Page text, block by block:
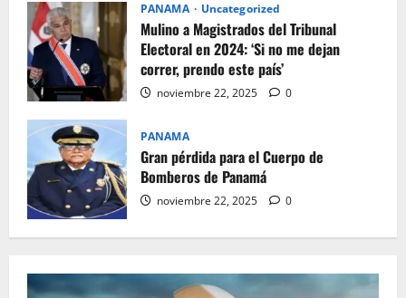
PANAMA Uncategorized
Mulino a Magistrados del Tribunal
Electoral en 2024: ‘Si no me dejan
correr, prendo este país’
noviembre 22, 2025 0
PANAMA
Gran pérdida para el Cuerpo de
Bomberos de Panamá
noviembre 22, 2025 0